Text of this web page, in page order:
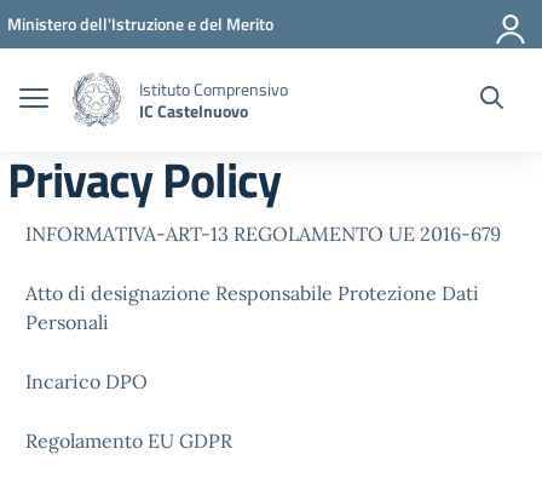
Vai ai contenuti
Vai al menu di navigazione
Vai al footer
Ministero dell'Istruzione e del Merito
Istituto Comprensivo
IC Castelnuovo
Privacy Policy
INFORMATIVA-ART-13 REGOLAMENTO UE 2016-679
Atto di designazione Responsabile Protezione Dati
Personali
Incarico DPO
Regolamento EU GDPR